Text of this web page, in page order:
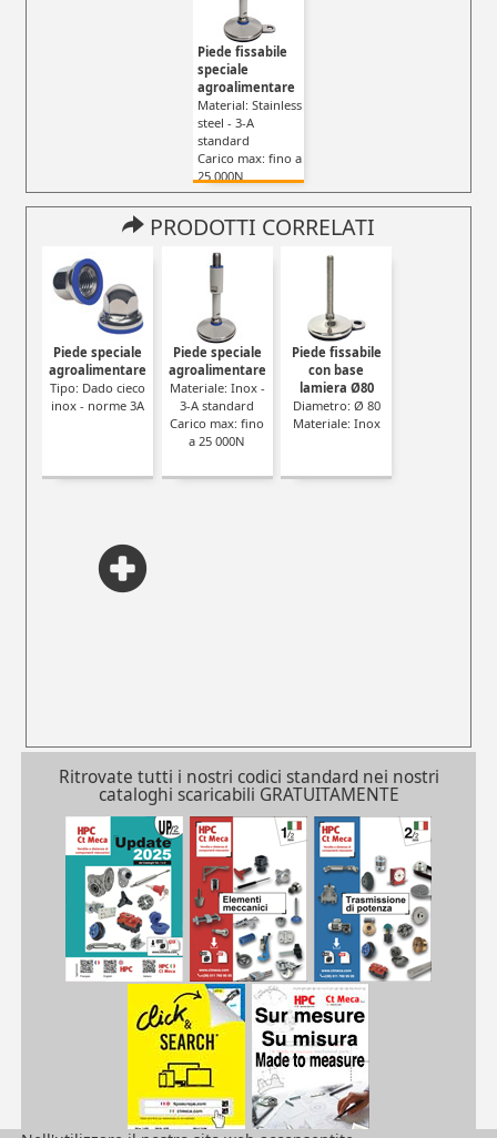
Piede fissabile
speciale
agroalimentare
Material: Stainless
steel - 3-A
standard
Carico max: fino a
25 000N
PRODOTTI CORRELATI
Piede speciale
agroalimentare
Tipo: Dado cieco
inox - norme 3A
Piede speciale
agroalimentare
Materiale: Inox -
3-A standard
Carico max: fino
a 25 000N
Piede fissabile
con base
lamiera Ø80
Diametro: Ø 80
Materiale: Inox
Ritrovate tutti i nostri codici standard nei nostri
cataloghi scaricabili GRATUITAMENTE